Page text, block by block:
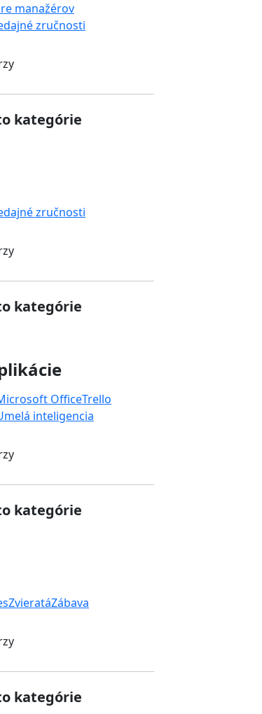
manažérov
zručnosti
kategórie
zručnosti
kategórie
OfficeTrello
inteligencia
kategórie
ZvieratáZábava
kategórie